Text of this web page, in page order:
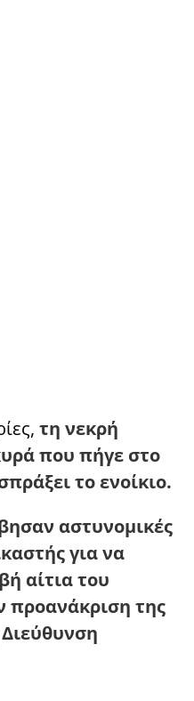
τη νεκρή
που πήγε στο
το ενοίκιο.
αστυνομικές
για να
αίτια του
προανάκριση της